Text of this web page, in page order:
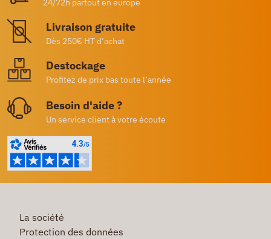
24/72h partout en europe
Livraison gratuite
Dès 250€ HT d’achat
Destockage
Profitez de prix bas toute l’année
Besoin d'aide ?
Un service client à votre écoute
La société
Protection des données